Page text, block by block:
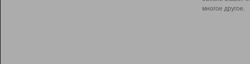
многое другое.